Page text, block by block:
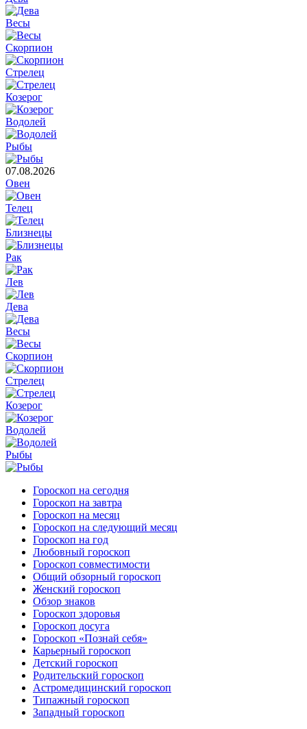
Весы
Скорпион
Стрелец
Козерог
Водолей
Рыбы
07.08.2026
Овен
Телец
Близнецы
Рак
Лев
Дева
Весы
Скорпион
Стрелец
Козерог
Водолей
Рыбы
Гороскоп на сегодня
Гороскоп на завтра
Гороскоп на месяц
Гороскоп на следующий месяц
Гороскоп на год
Любовный гороскоп
Гороскоп совместимости
Общий обзорный гороскоп
Женский гороскоп
Обзор знаков
Гороскоп здоровья
Гороскоп досуга
Гороскоп «Познай себя»
Карьерный гороскоп
Детский гороскоп
Родительский гороскоп
Астромедицинский гороскоп
Типажный гороскоп
Западный гороскоп